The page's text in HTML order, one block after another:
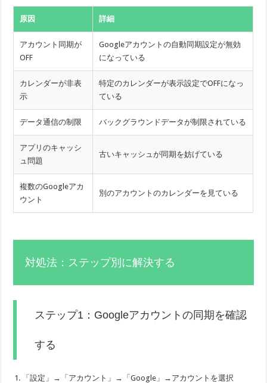
原因 詳細
アカウント同期が
OFF
Googleアカウントの自動同期設定が無効
になっている
カレンダーが非表
示
特定のカレンダーが表示設定でOFFになっ
ている
データ通信の制限 バックグラウンドデータが制限されている
アプリのキャッシ
ュ問題
古いキャッシュが同期を妨げている
複数のGoogleアカ
ウント
別のアカウントのカレンダーを見ている
対処法：ステップ別に解決する
ステップ1：Googleアカウントの同期を確認
する
「設定」→「アカウント」→「Google」→アカウントを選択